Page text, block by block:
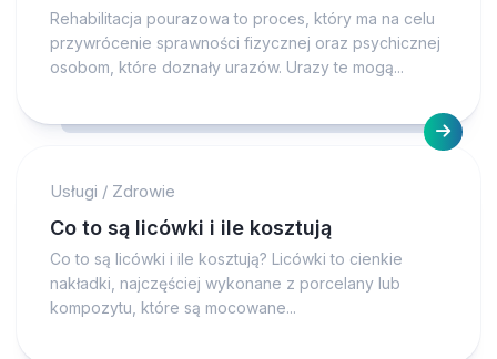
Rehabilitacja pourazowa to proces, który ma na celu
przywrócenie sprawności fizycznej oraz psychicznej
osobom, które doznały urazów. Urazy te mogą...
Usługi / Zdrowie
Co to są licówki i ile kosztują
Co to są licówki i ile kosztują? Licówki to cienkie
nakładki, najczęściej wykonane z porcelany lub
kompozytu, które są mocowane...